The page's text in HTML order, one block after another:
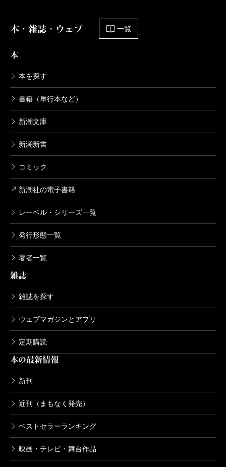
本・雑誌・ウェブ 一覧
本
本を探す
書籍（単行本など）
新潮文庫
新潮新書
コミック
新潮社の電子書籍
レーベル・シリーズ一覧
発行形態一覧
著者一覧
雑誌
雑誌を探す
ウェブマガジンとアプリ
定期購読
本の最新情報
新刊
近刊（まもなく発売）
ベストセラーランキング
映画・テレビ・舞台作品